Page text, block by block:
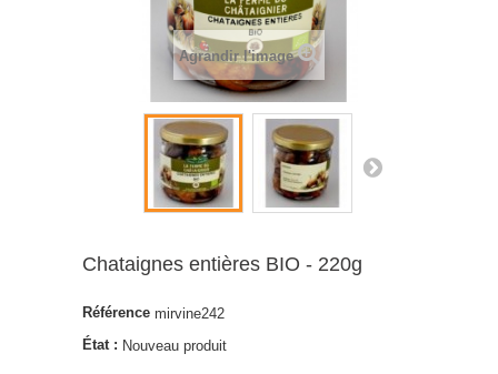
Agrandir l'image
Chataignes entières BIO - 220g
Référence mirvine242
État : Nouveau produit